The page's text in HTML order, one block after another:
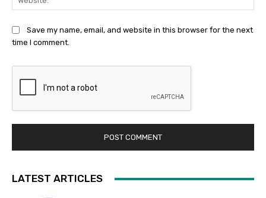
Save my name, email, and website in this browser for the next
time I comment.
LATEST ARTICLES